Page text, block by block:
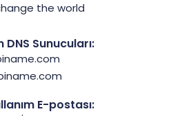
the world
DNS Sunucuları:
E-postası: